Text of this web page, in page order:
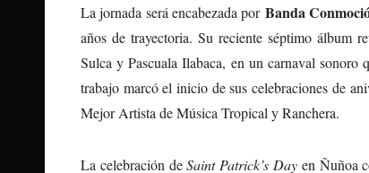
La jornada será encabezada por Banda
años de trayectoria. Su reciente séptimo álbum
Sulca y Pascuala Ilabaca, en un carnaval
trabajo marcó el inicio de sus celebraciones de
Mejor Artista de Música Tropical y Ranchera.
La celebración deSaint Patrick’s Dayen Ñuñoa